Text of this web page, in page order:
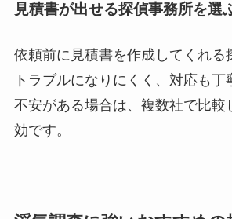
見積書が出せる探偵事務所を選
依頼前に見積書を作成してくれる
トラブルになりにくく、対応も丁
不安がある場合は、複数社で比較
効です。